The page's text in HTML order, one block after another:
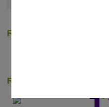
Recenze zákazníků
Rychlé online platby